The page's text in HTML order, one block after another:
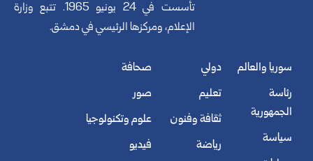
تأسست في 24 يونيو 1965. تتبع وزارة
الإعلام، ومركزها الرئيسي في دمشق.
سوريا والعالم
رئاسة
الجمهورية
سياسة
دولي
تعليم
ثقافة وفنون
رياضة
صحافة
صور
علوم وتكنولوجيا
فيديو